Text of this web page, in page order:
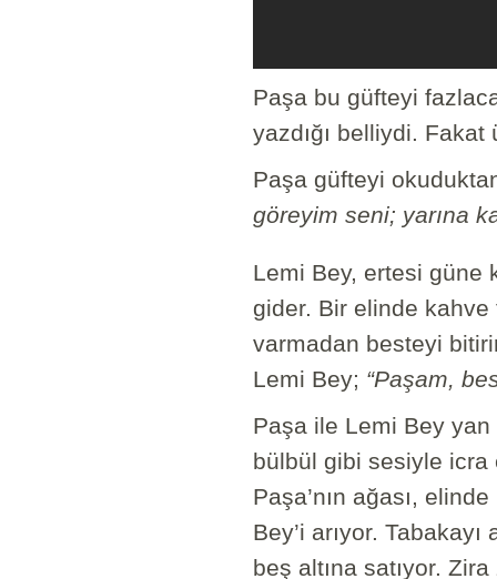
Paşa bu güfteyi
yazdığı belliydi.
Paşa güfteyi
göreyim seni; yarına
Lemi Bey, ertesi güne
gider. Bir elinde kahve
varmadan besteyi
Lemi Bey; “Paşam,
Paşa ile Lemi Bey yan
bülbül gibi sesiyle
Paşa’nın ağası,
Bey’i arıyor.
beş altına satıyor.